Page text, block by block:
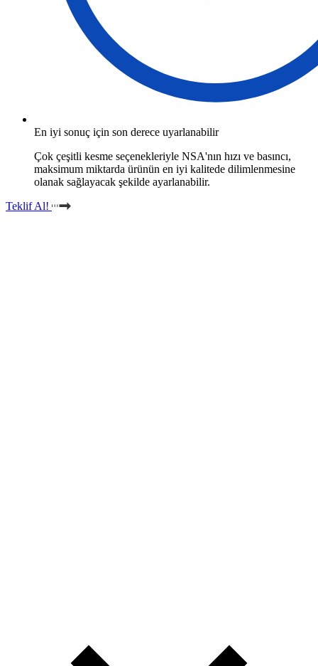
En iyi sonuç için son derece uyarlanabilir
Çok çeşitli kesme seçenekleriyle NSA'nın hızı ve basıncı,
maksimum miktarda ürünün en iyi kalitede dilimlenmesine
olanak sağlayacak şekilde ayarlanabilir.
Teklif Al!